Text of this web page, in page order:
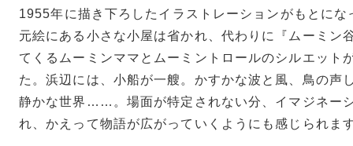
1955年に描き下ろしたイラストレーションがもとにな
元絵にある小さな小屋は省かれ、代わりに『ムーミン
てくるムーミンママとムーミントロールのシルエット
た。浜辺には、小船が一艘。かすかな波と風、鳥の声
静かな世界……。場面が特定されない分、イマジネー
れ、かえって物語が広がっていくようにも感じられま